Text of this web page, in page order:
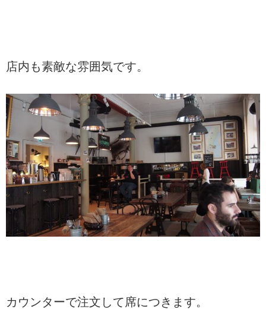
店内も素敵な雰囲気です。
カウンターで注文して席につきます。